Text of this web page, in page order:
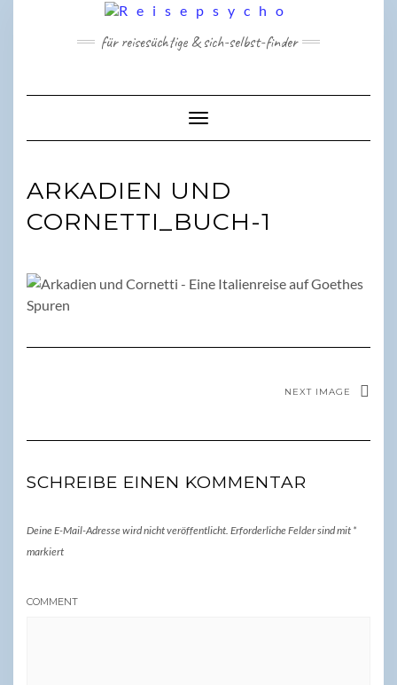
für reisesüchtige & sich-selbst-finder
Toggle Navigation
ARKADIEN UND
CORNETTI_BUCH-1
NEXT IMAGE
SCHREIBE EINEN KOMMENTAR
Deine E-Mail-Adresse wird nicht veröffentlicht. Erforderliche Felder sind mit *
markiert
COMMENT